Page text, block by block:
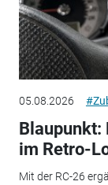
05.08.2026
im Retro-
Mit der RC-26